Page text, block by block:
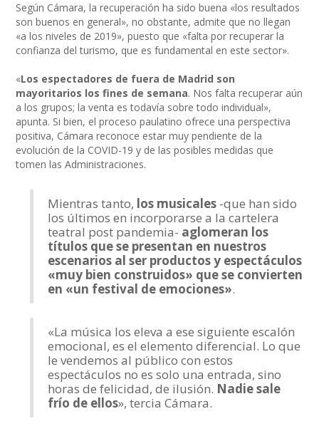
Según Cámara, la recuperación ha sido buena «los resultados
son buenos en general», no obstante, admite que no llegan
«a los niveles de 2019», puesto que «falta por recuperar la
confianza del turismo, que es fundamental en este sector».
«Los espectadores de fuera de Madrid son
mayoritarios los fines de semana. Nos falta recuperar aún
a los grupos; la venta es todavía sobre todo individual»,
apunta. Si bien, el proceso paulatino ofrece una perspectiva
positiva, Cámara reconoce estar muy pendiente de la
evolución de la COVID-19 y de las posibles medidas que
tomen las Administraciones.
Mientras tanto, los musicales -que han sido
los últimos en incorporarse a la cartelera
teatral post pandemia- aglomeran los
títulos que se presentan en nuestros
escenarios al ser productos y espectáculos
«muy bien construidos» que se convierten
en «un festival de emociones».
«La música los eleva a ese siguiente escalón
emocional, es el elemento diferencial. Lo que
le vendemos al público con estos
espectáculos no es solo una entrada, sino
horas de felicidad, de ilusión. Nadie sale
frío de ellos», tercia Cámara.